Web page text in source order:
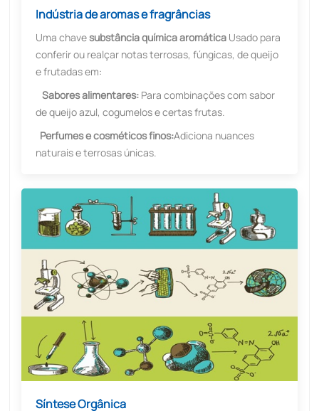
Indústria de aromas e fragrâncias
Uma chavesubstância química aromática Usado para
conferir ou realçar notas terrosas, fúngicas, de queijo
e frutadas em:
Sabores alimentares: Para combinações com sabor
de queijo azul, cogumelos e certas frutas.
Perfumes e cosméticos finos:Adiciona nuances
naturais e terrosas únicas.
Síntese Orgânica